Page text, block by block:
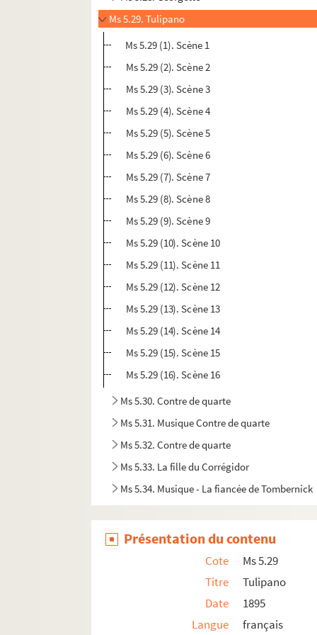
Ms 5.29. Tulipano
Ms 5.29 (1). Scène 1
Ms 5.29 (2). Scène 2
Ms 5.29 (3). Scène 3
Ms 5.29 (4). Scène 4
Ms 5.29 (5). Scène 5
Ms 5.29 (6). Scène 6
Ms 5.29 (7). Scène 7
Ms 5.29 (8). Scène 8
Ms 5.29 (9). Scène 9
Ms 5.29 (10). Scène 10
Ms 5.29 (11). Scène 11
Ms 5.29 (12). Scène 12
Ms 5.29 (13). Scène 13
Ms 5.29 (14). Scène 14
Ms 5.29 (15). Scène 15
Ms 5.29 (16). Scène 16
Ms 5.30. Contre de quarte
Ms 5.31. Musique Contre de quarte
Ms 5.32. Contre de quarte
Ms 5.33. La fille du Corrégidor
Ms 5.34. Musique - La fiancée de Tombernick
Ms 5.36. Le Gorille
Ms 5.37. La Bagatelle du marquis
Ms 5.38. Cartulaire de Marienthal
Ms 6.1. Histoire de Sainte Radegonde
Ms 6.2. Histoire de Saint Vincent de Paul
Présentation du contenu
Cote
Ms 5.29
Titre
Tulipano
Date
1895
Langue
français